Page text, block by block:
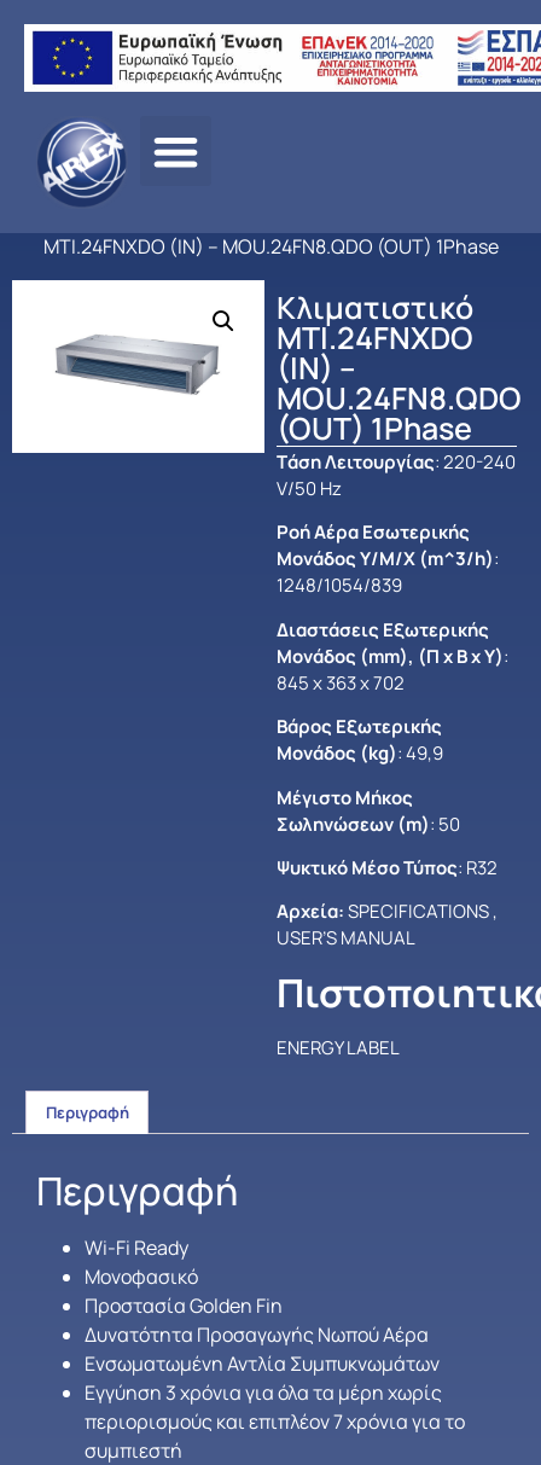
σελίδα/ΠΡΟΪΟΝΤΑ
MTI.24FNXDO (IN) – MOU.24FN8.QDO (OUT) 1Phase
Κλιματιστικό
MTI.24FNXDO
(IN) –
MOU.24FN8.QDO
(OUT) 1Phase
Tάση Λειτουργίας: 220-240
V/50 Hz
Ροή Αέρα Εσωτερικής
Μονάδος Y/M/X (m^3/h):
1248/1054/839
Διαστάσεις Εξωτερικής
Μονάδος (mm), (Π x Β x Υ):
845 x 363 x 702
Βάρος Εξωτερικής
Μονάδος (kg): 49,9
Μέγιστο Mήκος
Σωληνώσεων (m): 50
Ψυκτικό Μέσο Τύπος: R32
Αρχεία:SPECIFICATIONS,
USER’S MANUAL
ENERGY LABEL
Περιγραφή
Περιγραφή
Wi-Fi Ready
Μονοφασικό
Προστασία Golden Fin
Δυνατότητα Προσαγωγής Νωπού Αέρα
Ενσωματωμένη Αντλία Συμπυκνωμάτων
Εγγύηση 3 χρόνια για όλα τα μέρη χωρίς
περιορισμούς και επιπλέον 7 χρόνια για το
συμπιεστή